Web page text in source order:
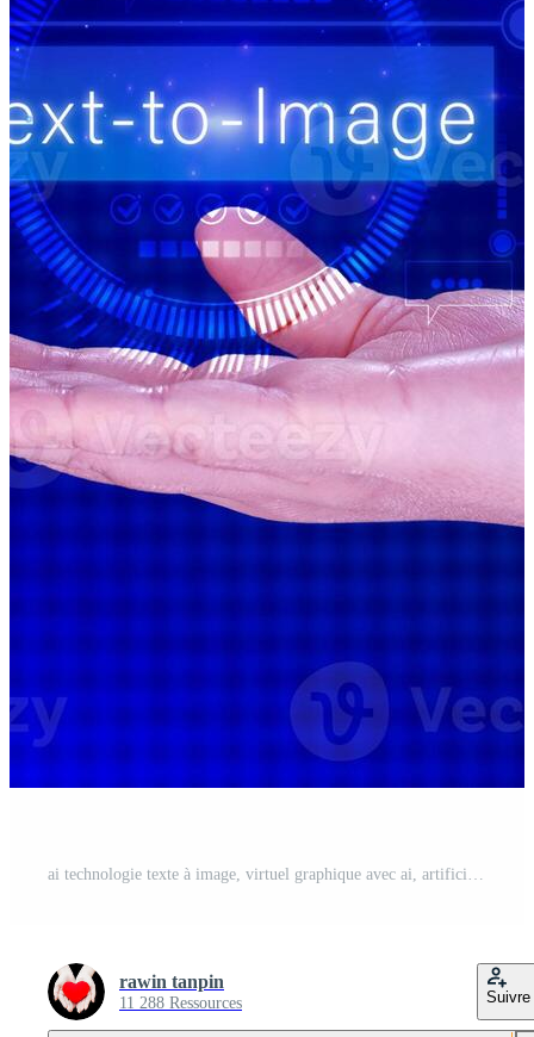
ai technologie texte à image, virtuel graphique avec ai, artificiel intelligence, en utilisant commander rapide pour génère quelque chose, futuriste La technologie transformation. Photo Pro
rawin tanpin
11 288 Ressources Suivre